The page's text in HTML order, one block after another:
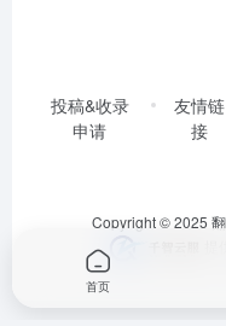
投稿&收录
申请
友情链
接
Copyright © 2025
首页